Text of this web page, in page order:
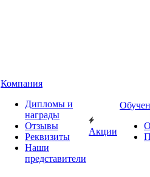
Компания
Дипломы и
награды
Отзывы
Реквизиты
Наши
представители
Акции